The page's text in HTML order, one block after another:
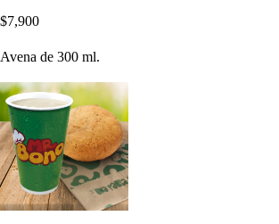
$7,900
Avena de 300 ml.